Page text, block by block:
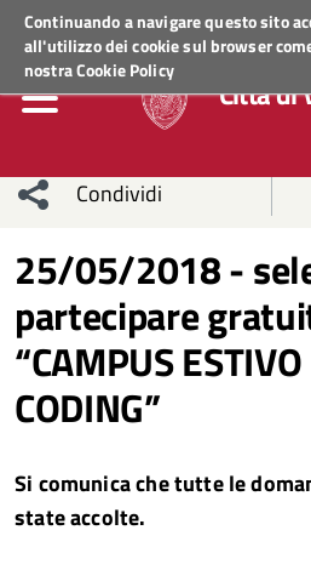
Continuando a navigare questo sito
all'utilizzo dei cookie sul browser
nostraCookie Policy
Regione VenetoACCEDI AI SERVIZI
Città di
Condividi
sui social
network
Condividi
su
su
su
25/05/2018 -
partecipare
“CAMPUS
CODING”
Si comunica che tutte le
state accolte.